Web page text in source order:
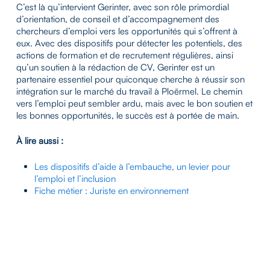
C’est là qu’intervient Gerinter, avec son rôle primordial
d’orientation, de conseil et d’accompagnement des
chercheurs d’emploi vers les opportunités qui s’offrent à
eux. Avec des dispositifs pour détecter les potentiels, des
actions de formation et de recrutement régulières, ainsi
qu’un soutien à la rédaction de CV, Gerinter est un
partenaire essentiel pour quiconque cherche à réussir son
intégration sur le marché du travail à Ploërmel. Le chemin
vers l’emploi peut sembler ardu, mais avec le bon soutien et
les bonnes opportunités, le succès est à portée de main.
À lire aussi :
Les dispositifs d’aide à l’embauche, un levier pour
l’emploi et l’inclusion
Fiche métier : Juriste en environnement